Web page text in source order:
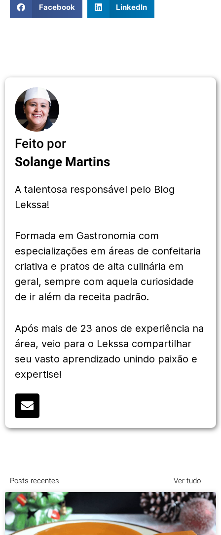
Facebook LinkedIn
Feito por
Solange Martins
A talentosa responsável pelo Blog
Lekssa!
Formada em Gastronomia com
especializações em áreas de confeitaria
criativa e pratos de alta culinária em
geral, sempre com aquela curiosidade
de ir além da receita padrão.
Após mais de 23 anos de experiência na
área, veio para o Lekssa compartilhar
seu vasto aprendizado unindo paixão e
expertise!
Posts recentes Ver tudo